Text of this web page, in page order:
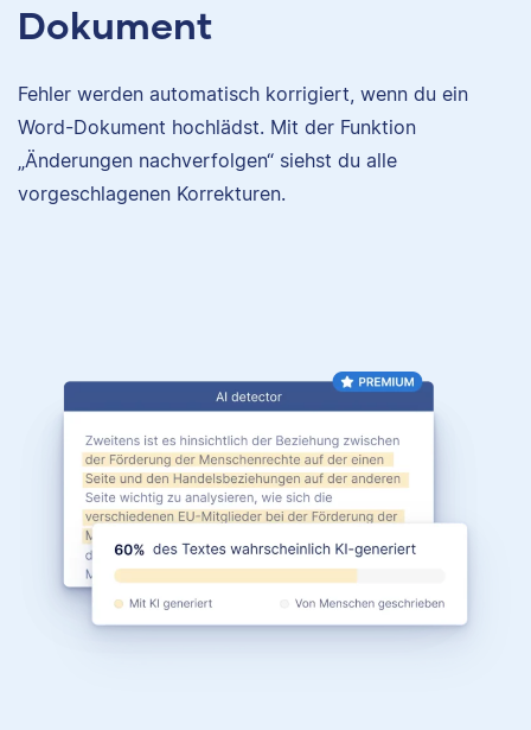
Dokument
Fehler werden automatisch korrigiert, wenn du ein
Word-Dokument hochlädst. Mit der Funktion
„Änderungen nachverfolgen“ siehst du alle
vorgeschlagenen Korrekturen.